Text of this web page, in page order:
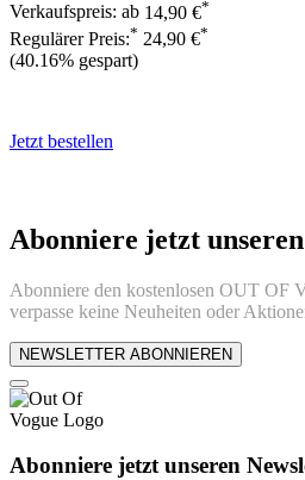
Verkaufspreis: ab 14,90 €*
Regulärer Preis:* 24,90 €*
(40.16% gespart)
Jetzt bestellen
Abonniere jetzt
Abonniere den kostenlosen OUT OF
verpasse keine Neuheiten oder
NEWSLETTER ABONNIEREN
Abonniere jetzt unseren